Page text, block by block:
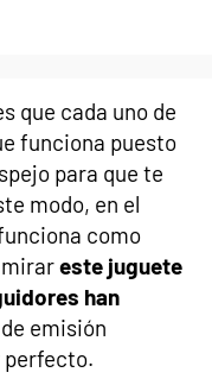
que cada uno de
funciona puesto
para que te
modo, en el
como
este juguete
han
emisión
perfecto.